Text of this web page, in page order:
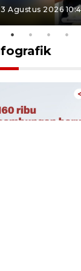
3 Agustus 2026